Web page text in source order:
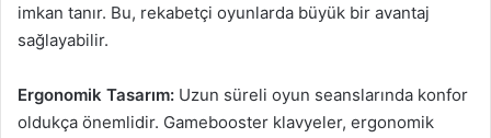
imkan tanır. Bu, rekabetçi oyunlarda büyük bir avantaj
sağlayabilir.
Ergonomik Tasarım: Uzun süreli oyun seanslarında konfor
oldukça önemlidir. Gamebooster klavyeler, ergonomik